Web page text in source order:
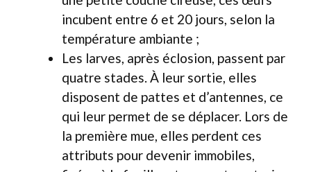
incubent entre 6 et 20 jours, selon la
température ambiante ;
Les larves, après éclosion, passent par
quatre stades. À leur sortie, elles
disposent de pattes et d’antennes, ce
qui leur permet de se déplacer. Lors de
la première mue, elles perdent ces
attributs pour devenir immobiles,